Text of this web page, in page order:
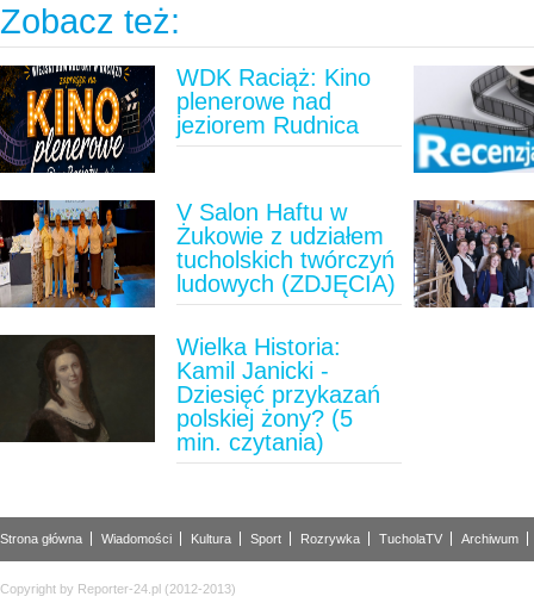
Zobacz też:
WDK Raciąż: Kino
plenerowe nad
jeziorem Rudnica
V Salon Haftu w
Żukowie z udziałem
tucholskich twórczyń
ludowych (ZDJĘCIA)
Wielka Historia:
Kamil Janicki -
Dziesięć przykazań
polskiej żony? (5
min. czytania)
Strona główna Wiadomości Kultura Sport Rozrywka TucholaTV Archiwum
Copyright by Reporter-24.pl (2012-2013)